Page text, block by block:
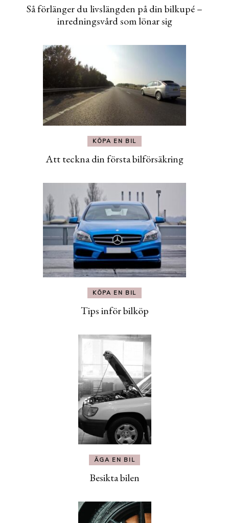
Så förlänger du livslängden på din bilkupé –
inredningsvård som lönar sig
KÖPA EN BIL
Att teckna din första bilförsäkring
KÖPA EN BIL
Tips inför bilköp
ÄGA EN BIL
Besikta bilen